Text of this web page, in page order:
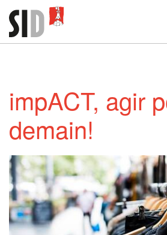
impACT, agir
demain!